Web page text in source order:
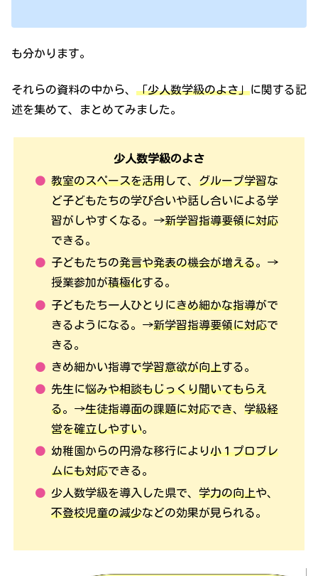
も分かります。
それらの資料の中から、 「少人数学級のよさ」に関する記
述を集めて、まとめてみました。
少人数学級のよさ
教室のスペースを活用して、グループ学習な
ど子どもたちの学び合いや話し合いによる学
習がしやすくなる。→新学習指導要領に対応
できる。
子どもたちの発言や発表の機会が増える。→
授業参加が積極化する。
子どもたち一人ひとりにきめ細かな指導がで
きるようになる。→新学習指導要領に対応で
きる。
きめ細かい指導で学習意欲が向上する。
先生に悩みや相談もじっくり聞いてもらえ
る。→生徒指導面の課題に対応でき、学級経
営を確立しやすい。
幼稚園からの円滑な移行により小１プロブレ
ムにも対応できる。
少人数学級を導入した県で、学力の向上や、
不登校児童の減少などの効果が見られる。